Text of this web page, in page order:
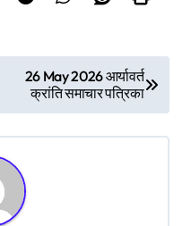
26 May 2026 आर्यावर्त
क्रांति समाचार पत्रिका